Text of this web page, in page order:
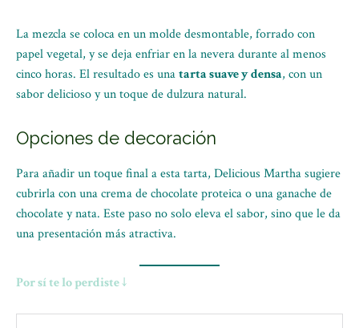
La mezcla se coloca en un molde desmontable, forrado con
papel vegetal, y se deja enfriar en la nevera durante al menos
cinco horas. El resultado es unatarta suave y densa, con un
sabor delicioso y un toque de dulzura natural.
Opciones de decoración
Para añadir un toque final a esta tarta, Delicious Martha sugiere
cubrirla con una crema de chocolate proteica o una ganache de
chocolate y nata. Este paso no solo eleva el sabor, sino que le da
una presentación más atractiva.
Por sí te lo perdiste ↓